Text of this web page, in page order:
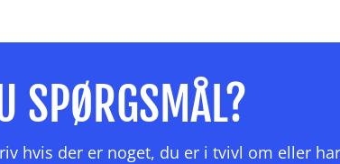
SPØRGSMÅL?
hvis der er noget, du er i tvivl om eller